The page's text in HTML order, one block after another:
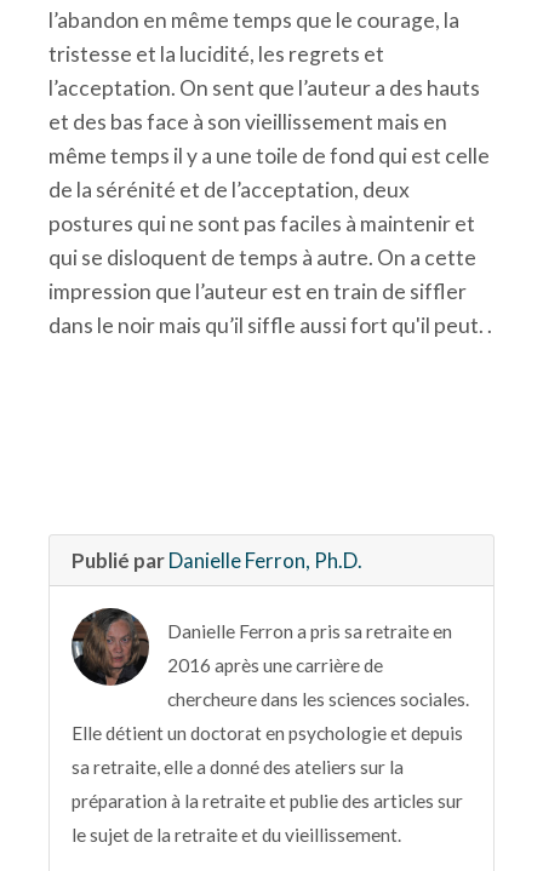
l’abandon en même temps que le courage, la
tristesse et la lucidité, les regrets et
l’acceptation. On sent que l’auteur a des hauts
et des bas face à son vieillissement mais en
même temps il y a une toile de fond qui est celle
de la sérénité et de l’acceptation, deux
postures qui ne sont pas faciles à maintenir et
qui se disloquent de temps à autre. On a cette
impression que l’auteur est en train de siffler
dans le noir mais qu’il siffle aussi fort qu'il peut. .
Publié parDanielle Ferron, Ph.D.
Danielle Ferron a pris sa retraite en
2016 après une carrière de
chercheure dans les sciences sociales.
Elle détient un doctorat en psychologie et depuis
sa retraite, elle a donné des ateliers sur la
préparation à la retraite et publie des articles sur
le sujet de la retraite et du vieillissement.